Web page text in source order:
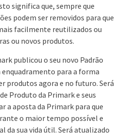
significa que, sempre que
podem ser removidos para que
facilmente reutilizados ou
ou novos produtos.
publicou o seu novo Padrão
para a forma
produtos agora e no futuro. Será
Produto da Primark e seus
a aposta da Primark para que
o maior tempo possível e
da sua vida útil. Será atualizado